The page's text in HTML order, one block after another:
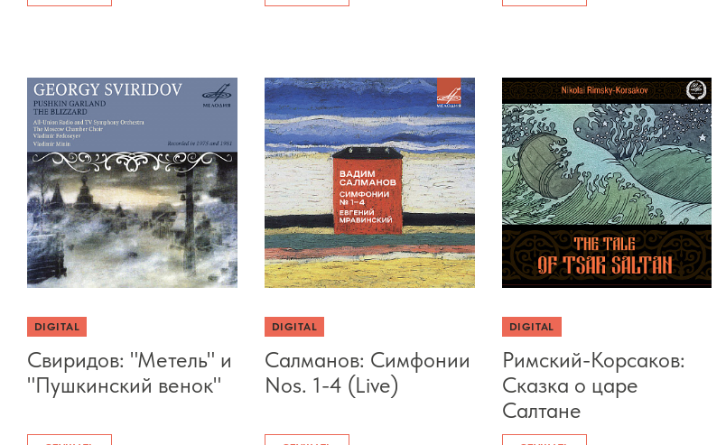
DIGITAL
Свиридов: "Метель" и
"Пушкинский венок"
DIGITAL
Салманов: Симфонии
Nos. 1-4 (Live)
DIGITAL
Римский-Корсаков:
Сказка о царе
Салтане